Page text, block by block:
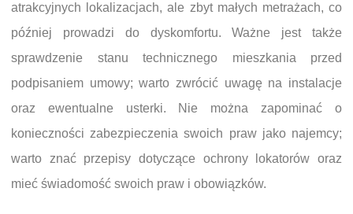
atrakcyjnych lokalizacjach, ale zbyt małych metrażach, co
później prowadzi do dyskomfortu. Ważne jest także
sprawdzenie stanu technicznego mieszkania przed
podpisaniem umowy; warto zwrócić uwagę na instalacje
oraz ewentualne usterki. Nie można zapominać o
konieczności zabezpieczenia swoich praw jako najemcy;
warto znać przepisy dotyczące ochrony lokatorów oraz
mieć świadomość swoich praw i obowiązków.